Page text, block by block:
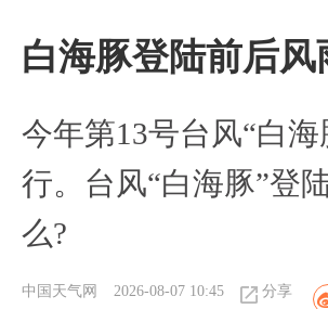
白海豚登陆前后风
今年第13号台风“白
行。台风“白海豚”登
么?
中国天气网 2026-08-07 10:45 分享